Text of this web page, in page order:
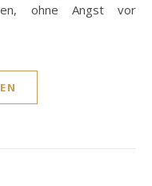
ohne Angst vor